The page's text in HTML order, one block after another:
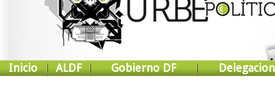
Inicio ALDF Gobierno DF